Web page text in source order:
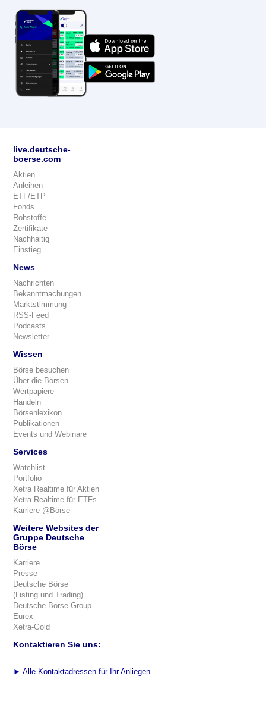
live.deutsche-
boerse.com
Aktien
Anleihen
ETF/ETP
Fonds
Rohstoffe
Zertifikate
Nachhaltig
Einstieg
News
Nachrichten
Bekanntmachungen
Marktstimmung
RSS-Feed
Podcasts
Newsletter
Wissen
Börse besuchen
Über die Börsen
Wertpapiere
Handeln
Börsenlexikon
Publikationen
Events und Webinare
Services
Watchlist
Portfolio
Xetra Realtime für Aktien
Xetra Realtime für ETFs
Karriere @Börse
Weitere Websites der
Gruppe Deutsche
Börse
Karriere
Presse
Deutsche Börse
(Listing und Trading)
Deutsche Börse Group
Eurex
Xetra-Gold
Kontaktieren Sie uns:
► Alle Kontaktadressen für Ihr Anliegen